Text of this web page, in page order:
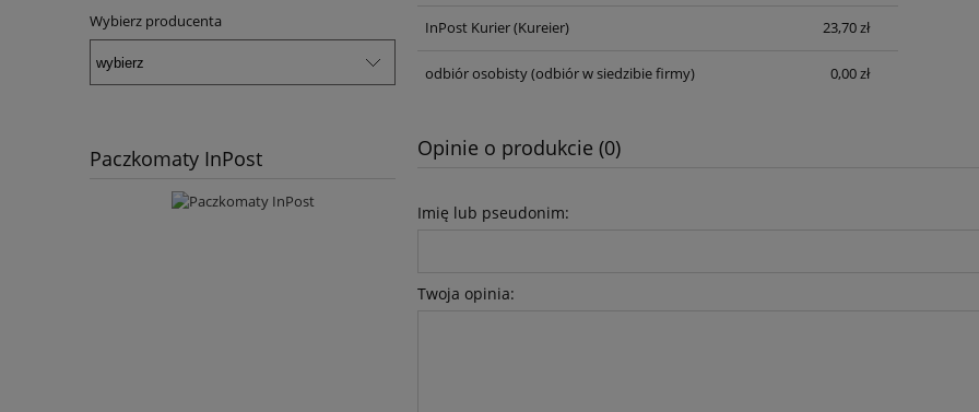
Wybierz producenta
Paczkomaty InPost
InPost Kurier(Kureier) 23,70 zł
odbiór osobisty(odbiór w siedzibie firmy) 0,00 zł
Opinie o produkcie (0)
Imię lub pseudonim:
Twoja opinia: